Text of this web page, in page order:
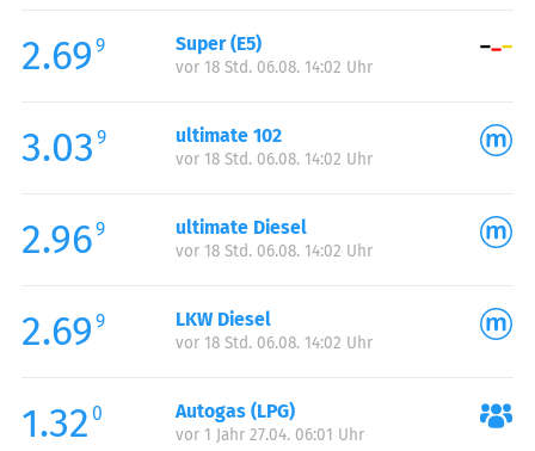
2.69 9 Super (E5)
vor 18 Std. 06.08. 14:02 Uhr
3.03 9 ultimate 102
vor 18 Std. 06.08. 14:02 Uhr
2.969 ultimate Diesel
vor 18 Std. 06.08. 14:02 Uhr
2.69 9 LKW Diesel
vor 18 Std. 06.08. 14:02 Uhr
1.32 0 Autogas (LPG)
vor 1 Jahr 27.04. 06:01 Uhr